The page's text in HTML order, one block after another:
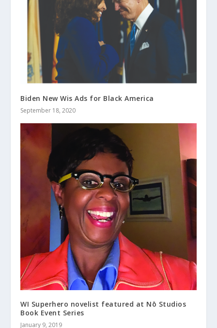
Biden New Wis Ads for Black America
September 18, 2020
WI Superhero novelist featured at Nō Studios
Book Event Series
January 9, 2019